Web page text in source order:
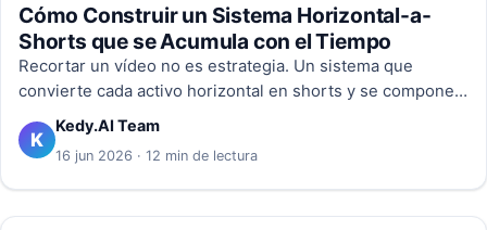
Cómo Construir un Sistema Horizontal-a-
Shorts que se Acumula con el Tiempo
Recortar un vídeo no es estrategia. Un sistema que
convierte cada activo horizontal en shorts y se compone
con el tiempo, sí. Así se construye.
K
Kedy.AI Team
16 jun 2026 · 12 min de lectura